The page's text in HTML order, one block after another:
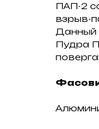
ПАП-2
взрыв-
Данный
Пудра